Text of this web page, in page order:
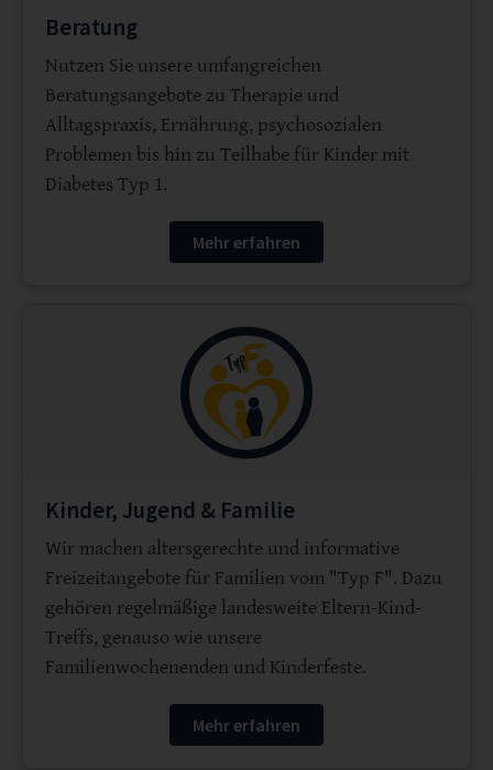
Beratung
Nutzen Sie unsere umfangreichen
Beratungsangebote zu Therapie und
Alltagspraxis, Ernährung, psychosozialen
Problemen bis hin zu Teilhabe für Kinder mit
Diabetes Typ 1.
Mehr erfahren
Kinder, Jugend & Familie
Wir machen altersgerechte und informative
Freizeitangebote für Familien vom "Typ F". Dazu
gehören regelmäßige landesweite Eltern-Kind-
Treffs, genauso wie unsere
Familienwochenenden und Kinderfeste.
Mehr erfahren